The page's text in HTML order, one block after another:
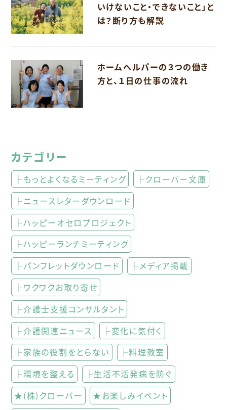
いけないこと・できないこと」と
は？断り方も解説
ホームヘルパーの３つの働き
方と、１日の仕事の流れ
カテゴリー
├もっとよくなるミーティング
├クローバー文庫
├ニュースレターダウンロード
├ハッピーオセロプロジェクト
├ハッピーランチミーティング
├パンフレットダウンロード
├メディア掲載
├ワクワクお取り寄せ
├介護士支援コンサルタント
├介護関連ニュース
├変化に気付く
├家族の役割をとらない
├料理教室
├環境を整える
├生活不活発病を防ぐ
★(株)クローバー
★お楽しみイベント